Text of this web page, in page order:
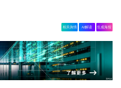
相关舆情 AI解读 生成海报